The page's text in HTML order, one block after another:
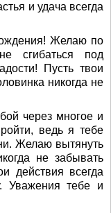
и удача всегда
Желаю по
сгибаться под
Пусть твои
никогда не
через многое и
ведь я тебе
Желаю вытянуть
не забывать
действия всегда
Уважения тебе и